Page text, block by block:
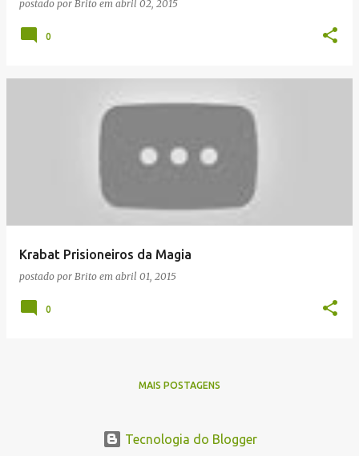
postado por Brito em abril 02, 2015
0
Krabat Prisioneiros da Magia
postado por Brito em abril 01, 2015
0
MAIS POSTAGENS
Tecnologia do Blogger